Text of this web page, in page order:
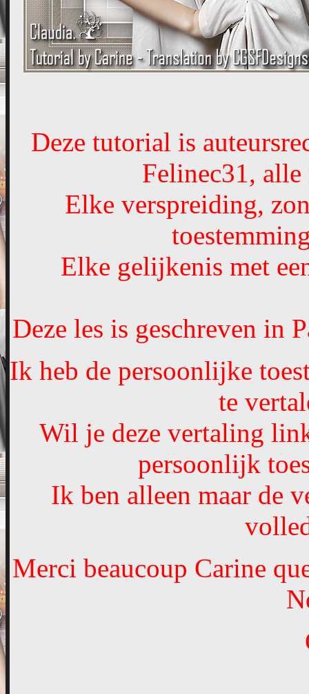
Deze tutorial is
Felinec31,
Elke verspreiding,
Elke gelijkenis met
Deze les is geschreven in
Ik heb de persoonlijke
te
Wil je deze vertaling
persoonlijk
Ik ben alleen maar de
Merci beaucoup Carine